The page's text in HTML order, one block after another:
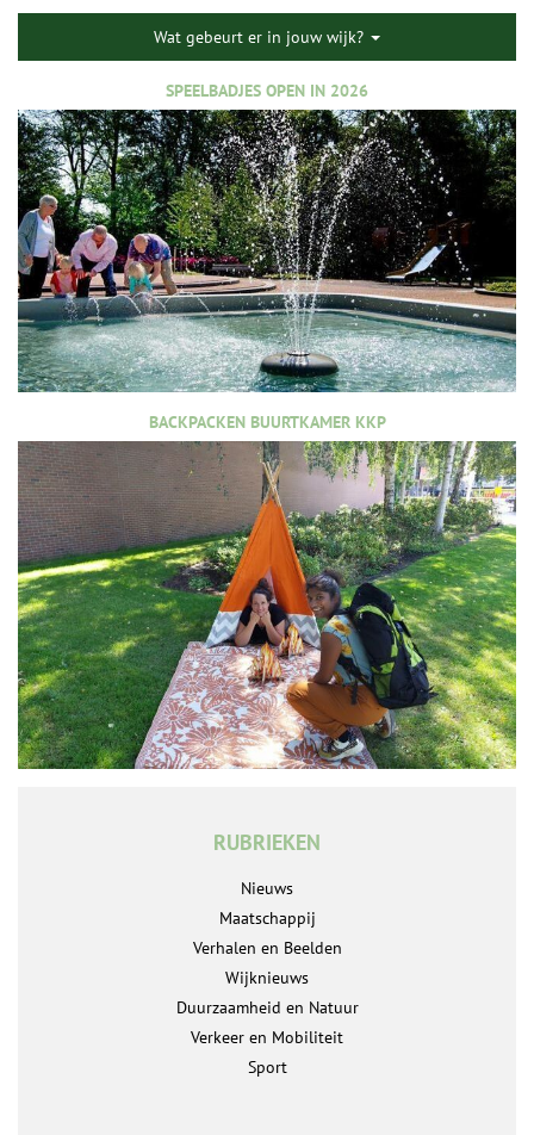
Wat gebeurt er in jouw wijk?
SPEELBADJES OPEN IN 2026
BACKPACKEN BUURTKAMER KKP
RUBRIEKEN
Nieuws
Maatschappij
Verhalen en Beelden
Wijknieuws
Duurzaamheid en Natuur
Verkeer en Mobiliteit
Sport